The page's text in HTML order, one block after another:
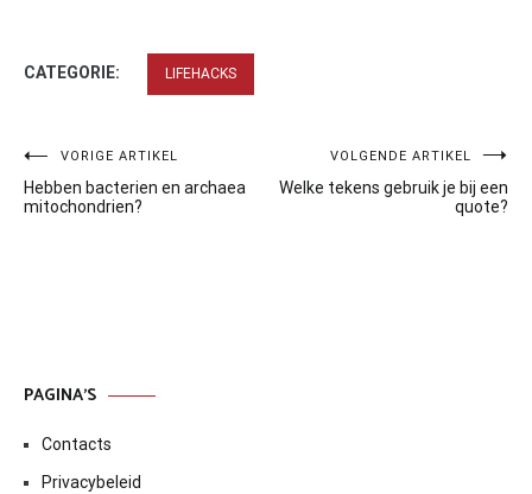
CATEGORIE: LIFEHACKS
Bericht
navigatie
VORIGE ARTIKEL
Hebben bacterien en archaea
mitochondrien?
VOLGENDE ARTIKEL
Welke tekens gebruik je bij een
quote?
PAGINA’S
Contacts
Privacybeleid